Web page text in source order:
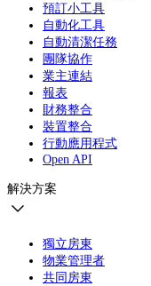
預訂小工具
自動化工具
自動清潔任務
團隊協作
業主連結
報表
財務整合
裝置整合
行動應用程式
Open API
解決方案
獨立房東
物業管理者
共同房東